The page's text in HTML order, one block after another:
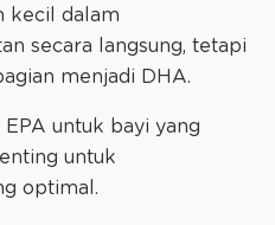
kecil dalam
secara langsung, tetapi
menjadi DHA.
untuk bayi yang
untuk
optimal.